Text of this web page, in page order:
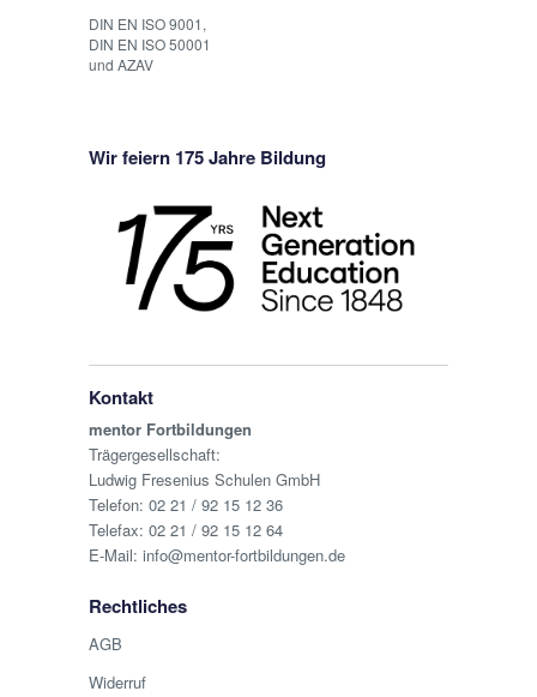
DIN EN ISO 9001,
DIN EN ISO 50001
und AZAV
Wir feiern 175 Jahre Bildung
Kontakt
mentor Fortbildungen
Trägergesellschaft:
Ludwig Fresenius Schulen GmbH
Telefon: 02 21 / 92 15 12 36
Telefax: 02 21 / 92 15 12 64
E-Mail: info@mentor-fortbildungen.de
Rechtliches
AGB
Widerruf